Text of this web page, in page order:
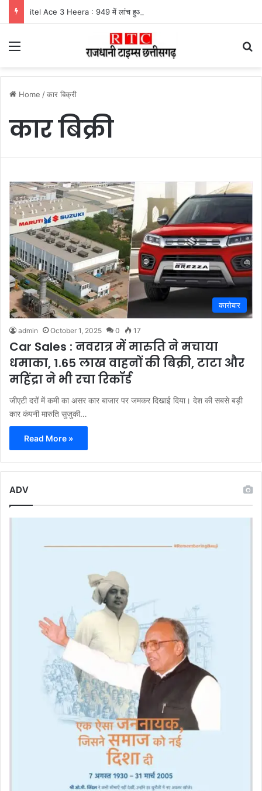
Menu
Home /कार बिक्री
कार बिक्री
कारोबार
admin October 1, 2025 0 17
Car Sales : नवरात्र में मारुति ने मचाया
धमाका, 1.65 लाख वाहनों की बिक्री, टाटा और
महिंद्रा ने भी रचा रिकॉर्ड
जीएटी दरों में कमी का असर कार बाजार पर जमकर दिखाई दिया। देश की सबसे बड़ी
कार कंपनी मारुति सुजुकी…
Read More »
ADV